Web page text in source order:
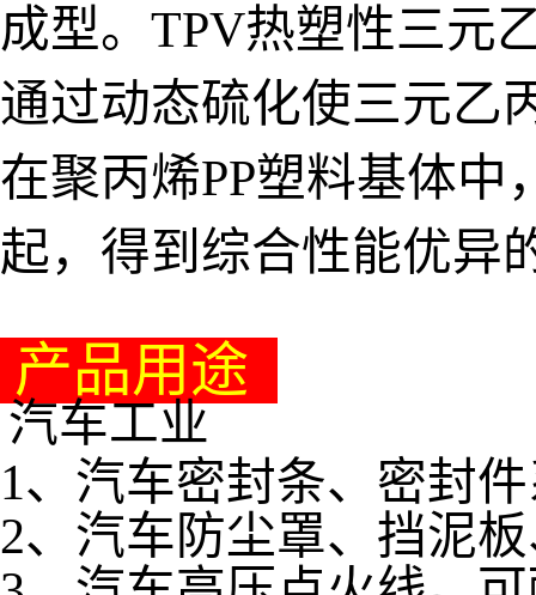
成型。TPV热塑性三元
通过动态硫化使三元乙
在聚丙烯PP塑料基体
起，得到综合性能优异
产品用途
汽车工业
1、汽车密封条、密封
2、汽车防尘罩、挡泥